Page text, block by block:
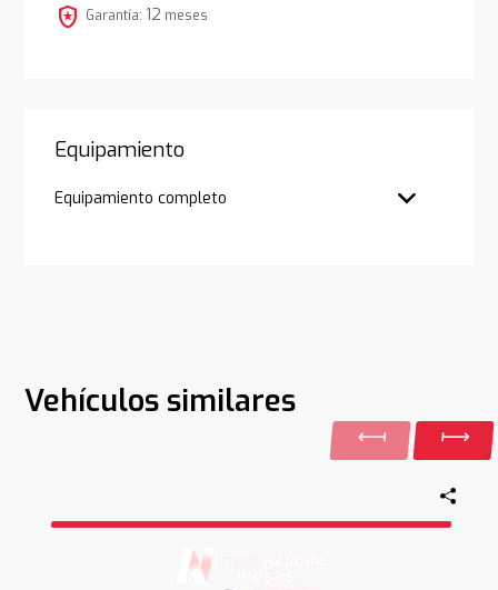
local_police Garantía: 12 meses
Equipamiento
Equipamiento completo
Vehículos similares